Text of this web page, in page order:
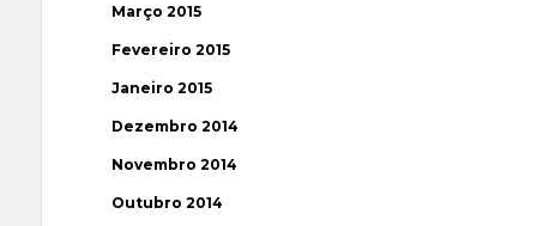
Março 2015
Fevereiro 2015
Janeiro 2015
Dezembro 2014
Novembro 2014
Outubro 2014